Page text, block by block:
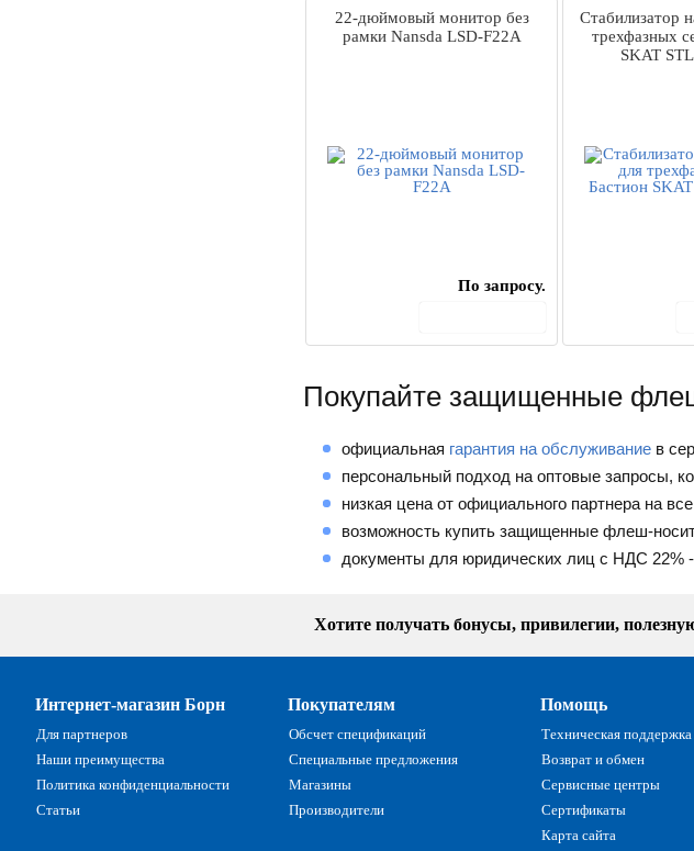
22-дюймовый монитор без
рамки Nansda LSD-F22A
По запросу.
Стабилизатор
трехфазных
SKAT
Покупайте защищенные
официальная гарантия на обслуживание в
персональный подход на оптовые запросы,
низкая цена от официального партнера на
возможность купить защищенные флеш-
документы для юридических лиц с НДС 22%
Хотите получать бонусы, привилегии,
Интернет-магазин Борн
Для партнеров
Наши преимущества
Политика конфиденциальности
Статьи
Покупателям
Обсчет спецификаций
Специальные предложения
Магазины
Производители
Помощь
Техническая поддержка
Возврат и обмен
Сервисные центры
Сертификаты
Карта сайта